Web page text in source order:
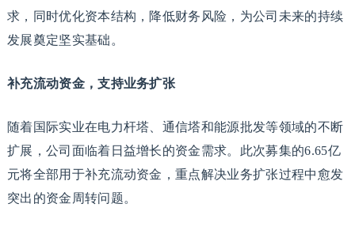
求，同时优化资本结构，降低财务风险，为公司未来的持续
发展奠定坚实基础。
补充流动资金，支持业务扩张
随着国际实业在电力杆塔、通信塔和能源批发等领域的不断
扩展，公司面临着日益增长的资金需求。此次募集的6.65亿
元将全部用于补充流动资金，重点解决业务扩张过程中愈发
突出的资金周转问题。